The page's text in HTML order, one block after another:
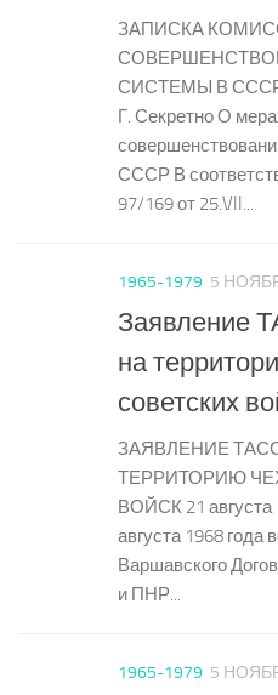
ЗАПИСКА
СИСТЕМЫ В СССР
Г. Секретно О
СССР В
97/169 от 25.VII...
1965-1979 5
Заявление
на
советских
ЗАЯВЛЕНИЕ
ТЕРРИТОРИЮ
ВОЙСК 21 августа
августа 1968 года
Варшавского
и ПНР...
1965-1979 5